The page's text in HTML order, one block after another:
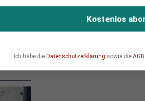
Migration.
Kostenlos
Ich habe die Datenschutzerklärung sowie die AGB